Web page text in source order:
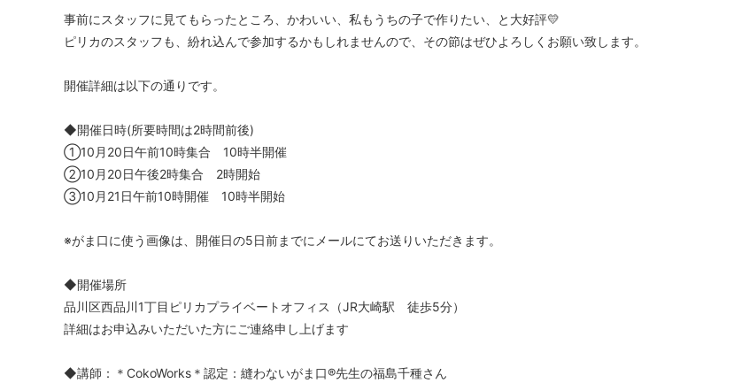
事前にスタッフに見てもらったところ、かわいい、私もうちの子で作りたい、と大好評💛
ピリカのスタッフも、紛れ込んで参加するかもしれませんので、その節はぜひよろしくお願い致します。
開催詳細は以下の通りです。
◆開催日時(所要時間は2時間前後)
①10月20日午前10時集合 10時半開催
②10月20日午後2時集合 2時開始
③10月21日午前10時開催 10時半開始
※がま口に使う画像は、開催日の5日前までにメールにてお送りいただきます。
◆開催場所
品川区西品川1丁目ピリカプライベートオフィス（JR大崎駅 徒歩5分）
詳細はお申込みいただいた方にご連絡申し上げます
◆講師：＊CokoWorks＊認定：縫わないがま口®︎先生の福島千種さん